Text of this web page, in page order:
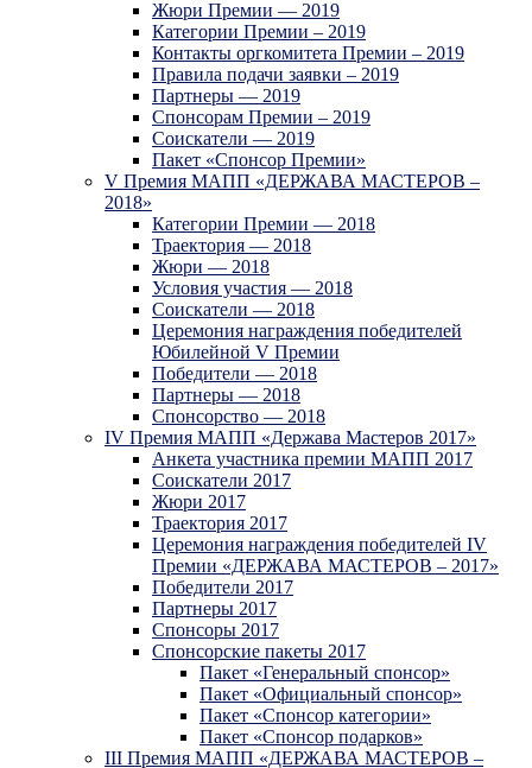
Жюри Премии — 2019
Категории Премии – 2019
Контакты оргкомитета Премии – 2019
Правила подачи заявки – 2019
Партнеры — 2019
Спонсорам Премии – 2019
Соискатели — 2019
Пакет «Спонсор Премии»
V Премия МАПП «ДЕРЖАВА МАСТЕРОВ –
2018»
Категории Премии — 2018
Траектория — 2018
Жюри — 2018
Условия участия — 2018
Соискатели — 2018
Церемония награждения победителей
Юбилейной V Премии
Победители — 2018
Партнеры — 2018
Спонсорство — 2018
IV Премия МАПП «Держава Мастеров 2017»
Анкета участника премии МАПП 2017
Соискатели 2017
Жюри 2017
Траектория 2017
Церемония награждения победителей IV
Премии «ДЕРЖАВА МАСТЕРОВ – 2017»
Победители 2017
Партнеры 2017
Спонсоры 2017
Спонсорские пакеты 2017
Пакет «Генеральный спонсор»
Пакет «Официальный спонсор»
Пакет «Спонсор категории»
Пакет «Спонсор подарков»
III Премия МАПП «ДЕРЖАВА МАСТЕРОВ –